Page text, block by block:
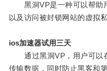
黑洞VP是一种可以帮助
以及访问被封锁网站的虚拟
ios加速器试用三天
通过黑洞VP，用户可以在
传输数据，同时防止黑客和